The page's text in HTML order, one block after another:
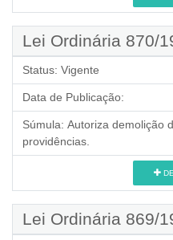
Lei Ordinária 870/
Status: Vigente
Data de Publicação:
Súmula: Autoriza demolição
providências.
Lei Ordinária 869/